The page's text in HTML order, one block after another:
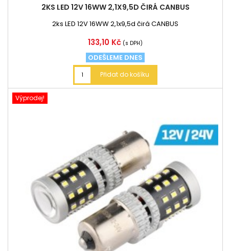
2KS LED 12V 16WW 2,1X9,5D ČIRÁ CANBUS
2ks LED 12V 16WW 2,1x9,5d čirá CANBUS
Cena
133,10 Kč (s DPH)
ODEŠLEME DNES
Přidat do košíku
Výprodej!